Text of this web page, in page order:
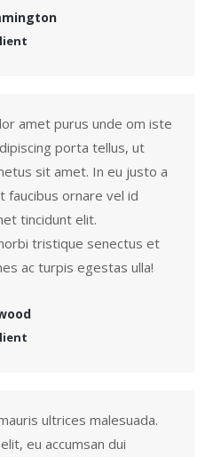
amet purus unde om iste
porta tellus, ut
sit amet. In eu justo a
faucibus ornare vel id
tincidunt elit.
tristique senectus et
ac turpis egestas ulla!
ultrices malesuada.
eu accumsan dui